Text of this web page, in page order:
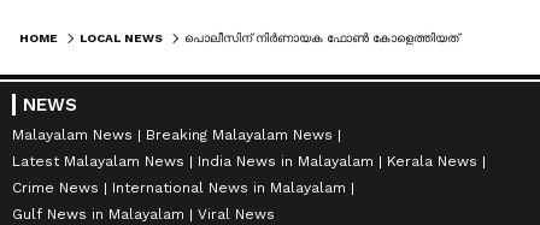
HOME LOCAL NEWS
NEWS
Malayalam News
Breaking Malayalam News
Latest Malayalam News
India News in Malayalam
Kerala News
Crime News
International News in Malayalam
Gulf News in Malayalam
Viral News